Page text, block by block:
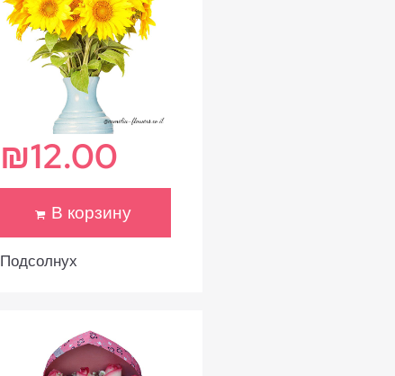
Подсолнух
₪12.00
В корзину